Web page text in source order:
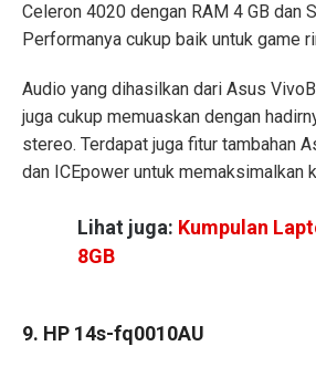
Celeron 4020 dengan RAM 4 GB dan
Performanya cukup baik untuk game
Audio yang dihasilkan dari Asus
juga cukup memuaskan dengan
stereo. Terdapat juga fitur tambahan
dan ICEpower untuk memaksimalkan
Lihat juga: Kumpulan
8GB
9. HP 14s-fq0010AU